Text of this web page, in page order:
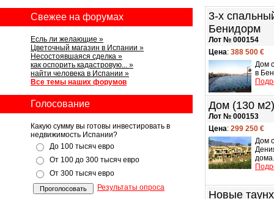
Свежее на форумах
Есль ли желающие »
Цветочный магазин в Испании »
Несостоявшаяся сделка »
как оспорить кадастровую... »
найти человека в Испании »
Все темы наших форумов
Голосование
Какую сумму вы готовы инвестировать в
недвижимость Испании?
До 100 тысяч евро
От 100 до 300 тысяч евро
От 300 тысяч евро
Результаты опроса
3-х
Бенидорм
Лот № 000154
Цена: 388 500 €
Дом
в
Дом (130
Лот № 000153
Цена: 299 250 €
Дом
Новые